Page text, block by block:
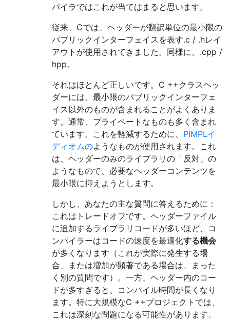
パイラではこれが当てはまると思います。
従来、Cでは、ヘッダーが翻訳単位の最小限の
パブリックインターフェイスを表す.c / .hレイ
アウトが使用されてきました。同様に、.cpp /
hpp。
それはほとんど正しいです。C ++クラスヘッ
ダーには、最小限のパブリックインターフェ
イス以外のものが含まれることがよくありま
す。通常、プライベートなものも多く含まれ
ています。これを軽減するために、 PIMPLイ
ディオムのようなものが使用されます。これ
は、ヘッダーのみのライブラリの「反対」の
ようなもので、必要なヘッダーコンテンツを
最小限に抑えようとします。
しかし、あなたの主な質問に答えるために：
これはトレードオフです。ヘッダーファイル
に追加するライブラリコードが多いほど、コ
ンパイラーはコードの速度を最適化する機会
が多くなります（これが実際に発生する場
合、または増加が顕著である場合は、まった
く別の質問です）。一方、ヘッダー内のコー
ドが多すぎると、コンパイル時間が長くなり
ます。特に大規模なC ++プロジェクトでは、
これは深刻な問題になる可能性があります。